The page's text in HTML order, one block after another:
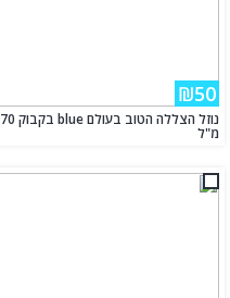
₪50
נוזל הצללה הטוב בעולם blue בקבוק 70
מ"ל